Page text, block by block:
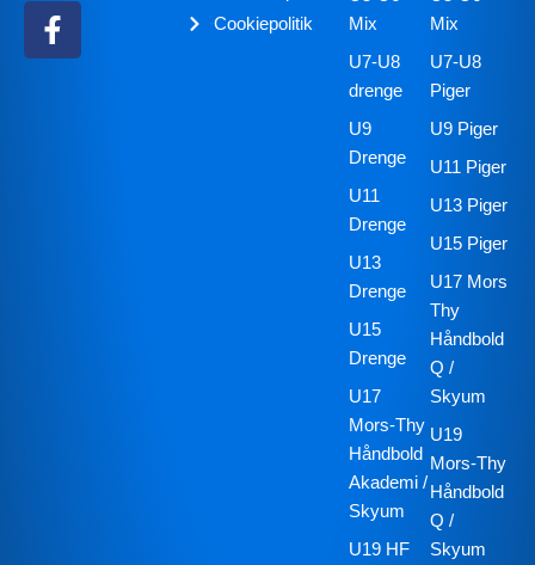
Cookiepolitik
Mix
U7-U8
drenge
U9
Drenge
U11
Drenge
U13
Drenge
U15
Drenge
U17
Mors-Thy
Håndbold
Akademi /
Skyum
U19 HF
Mix
U7-U8
Piger
U9 Piger
U11 Piger
U13 Piger
U15 Piger
U17 Mors
Thy
Håndbold
Q /
Skyum
U19
Mors-Thy
Håndbold
Q /
Skyum